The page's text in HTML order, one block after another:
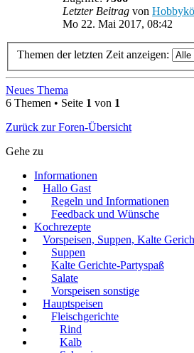
Letzter Beitrag von
Mo 22. Mai 2017, 08:42
Themen der letzten Zeit anzeigen:
Neues Thema
6 Themen • Seite 1 von 1
Zurück zur Foren-Übersicht
Gehe zu
Informationen
Hallo Gast
Regeln und Informationen
Feedback und Wünsche
Kochrezepte
Vorspeisen, Suppen, Kalte
Suppen
Kalte Gerichte-Partyspaß
Salate
Vorspeisen sonstige
Hauptspeisen
Fleischgerichte
Rind
Kalb